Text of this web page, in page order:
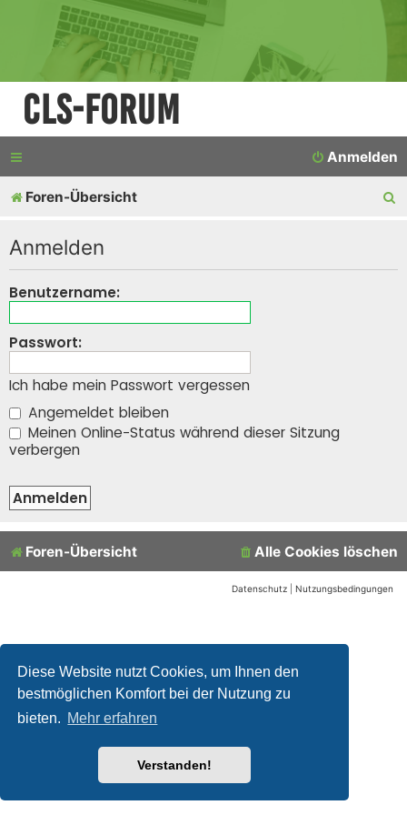
Diese Website nutzt Cookies, um Ihnen den
bestmöglichen Komfort bei der Nutzung zu
bieten. Mehr erfahren
Verstanden!
CLS-Forum
Anmelden
Foren-Übersicht
Anmelden
Benutzername:
Passwort:
Ich habe mein Passwort vergessen
Angemeldet bleiben
Meinen Online-Status während dieser Sitzung
verbergen
Foren-Übersicht Alle Cookies löschen
Datenschutz Nutzungsbedingungen